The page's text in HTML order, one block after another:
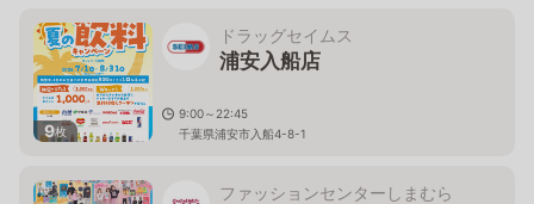
9枚
ドラッグセイムス
浦安入船店
9:00～22:45
千葉県浦安市入船4-8-1
ファッションセンターしまむら